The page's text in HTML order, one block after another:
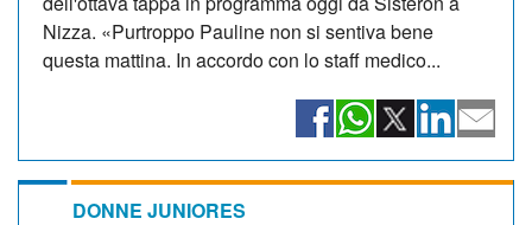
Nizza. «Purtroppo Pauline non si sentiva bene
questa mattina. In accordo con lo staff medico...
DONNE JUNIORES